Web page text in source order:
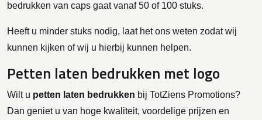
bedrukken van caps gaat vanaf 50 of 100 stuks.
Heeft u minder stuks nodig, laat het ons weten zodat wij
kunnen kijken of wij u hierbij kunnen helpen.
Petten laten bedrukken met logo
Wilt u petten laten bedrukken bij TotZiens Promotions?
Dan geniet u van hoge kwaliteit, voordelige prijzen en